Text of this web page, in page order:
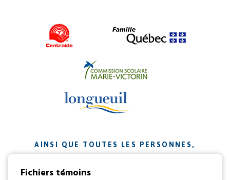
AINSI QUE TOUTES LES PERSONNES,
ORGANISMES ET ENTREPRISES QUI ONT
CONTRIBUÉ À NOTRE MISSION.
Fichiers témoins